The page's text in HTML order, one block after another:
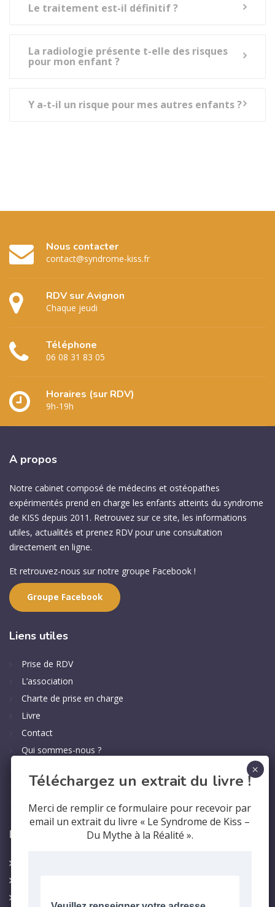
Le traitement est-il définitif ?
La radiologie présente t-elle des risques
pour mon enfant ?
Y a-t-il un risque pour mes autres enfants ?
Nous contacter
contact@syndrome-kiss.fr
RDV sur Avignon
Chaque jeudi
Téléphone
06 08 31 83 05
Horaires (sur RDV)
9h-19h
A propos
Notre cabinet composé de médecins et ostéopathes
expérimentés prend en charge les enfants atteints du syndrome
de KISS depuis 2011. Retrouvez sur ce site, les informations
utiles, actualités et prenez RDV pour une consultation
directement en ligne.
Et retrouvez-nous sur notre groupe Facebook !
Groupe Facebook
Liens utiles
Prise de RDV
L’association
Charte de prise en charge
Livre
Contact
Qui sommes-nous ?
Mentions légales
Le
Téléchargez un extrait du livre !
Merci de remplir ce formulaire pour recevoir par
email un extrait du livre « Le Syndrome de Kiss –
Du Mythe à la Réalité ».